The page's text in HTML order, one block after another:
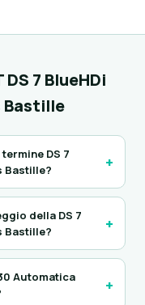
7 BlueHDi
Bastille
DS 7
Bastille?
+
della DS 7
Bastille?
+
Automatica
+